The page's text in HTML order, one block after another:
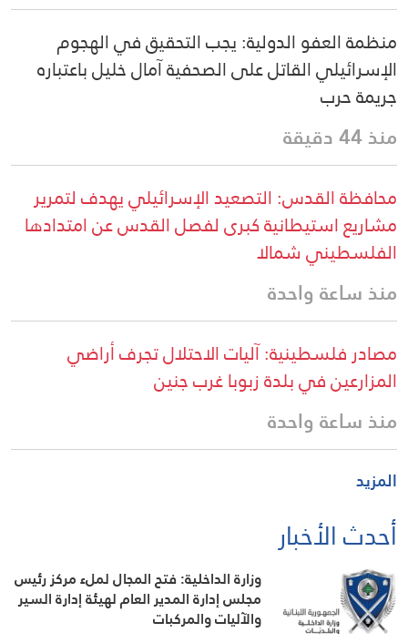
منظمة العفو الدولية: يجب التحقيق في الهجوم
الإسرائيلي القاتل على الصحفية آمال خليل باعتباره
جريمة حرب
منذ 44 دقيقة
محافظة القدس: التصعيد الإسرائيلي يهدف لتمرير
مشاريع استيطانية كبرى لفصل القدس عن امتدادها
الفلسطيني شمالا
منذ ساعة واحدة
مصادر فلسطينية: آليات الاحتلال تجرف أراضي
المزارعين في بلدة زبوبا غرب جنين
منذ ساعة واحدة
المزيد
أحدث الأخبار
وزارة الداخلية: فتح المجال لملء مركز رئيس
مجلس إدارة المدير العام لهيئة إدارة السير
والآليات والمركبات